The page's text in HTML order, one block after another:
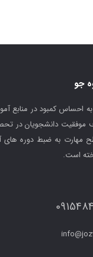
جو
احساس کمبود در منابع
دانشجویان در
مهارت به ضبط دوره های
است.